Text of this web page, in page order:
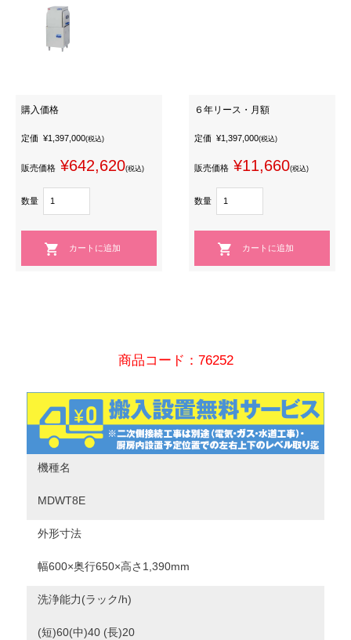
購入価格
定価 ¥1,397,000(税込)
販売価格 ¥642,620(税込)
数量
６年リース・月額
定価 ¥1,397,000(税込)
販売価格 ¥11,660(税込)
数量
商品コード：76252
機種名
MDWT8E
外形寸法
幅600×奥行650×高さ1,390mm
洗浄能力(ラック/h)
(短)60(中)40 (長)20